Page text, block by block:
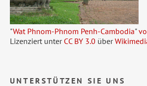
"Wat Phnom-Phnom Penh-Cambodia"
Lizenziert unter CC BY 3.0 über
UNTERSTÜTZEN SIE UNS